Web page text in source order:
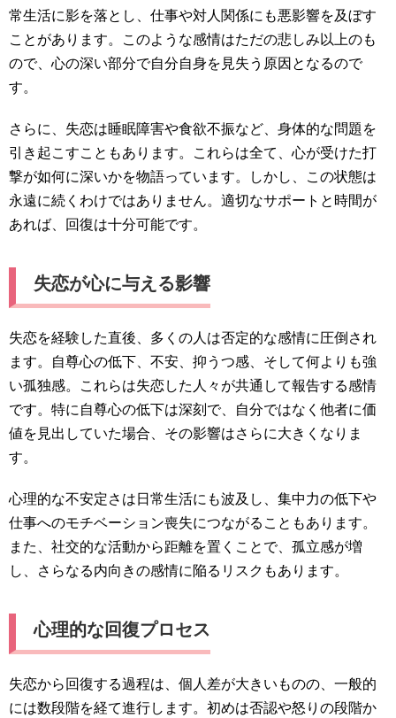
常生活に影を落とし、仕事や対人関係にも悪影響を及ぼす
ことがあります。このような感情はただの悲しみ以上のも
ので、心の深い部分で自分自身を見失う原因となるので
す。
さらに、失恋は睡眠障害や食欲不振など、身体的な問題を
引き起こすこともあります。これらは全て、心が受けた打
撃が如何に深いかを物語っています。しかし、この状態は
永遠に続くわけではありません。適切なサポートと時間が
あれば、回復は十分可能です。
失恋が心に与える影響
失恋を経験した直後、多くの人は否定的な感情に圧倒され
ます。自尊心の低下、不安、抑うつ感、そして何よりも強
い孤独感。これらは失恋した人々が共通して報告する感情
です。特に自尊心の低下は深刻で、自分ではなく他者に価
値を見出していた場合、その影響はさらに大きくなりま
す。
心理的な不安定さは日常生活にも波及し、集中力の低下や
仕事へのモチベーション喪失につながることもあります。
また、社交的な活動から距離を置くことで、孤立感が増
し、さらなる内向きの感情に陥るリスクもあります。
心理的な回復プロセス
失恋から回復する過程は、個人差が大きいものの、一般的
には数段階を経て進行します。初めは否認や怒りの段階か